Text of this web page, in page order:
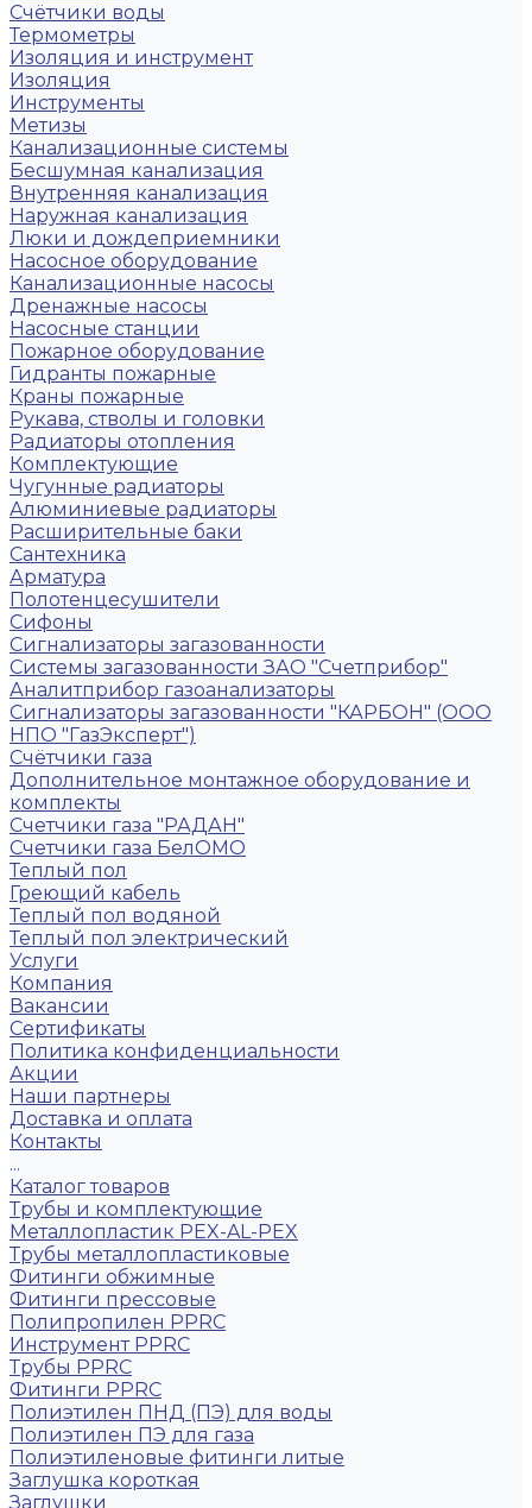
Счётчики воды
Термометры
Изоляция и инструмент
Изоляция
Инструменты
Метизы
Канализационные системы
Бесшумная канализация
Внутренняя канализация
Наружная канализация
Люки и дождеприемники
Насосное оборудование
Канализационные насосы
Дренажные насосы
Насосные станции
Пожарное оборудование
Гидранты пожарные
Краны пожарные
Рукава, стволы и головки
Радиаторы отопления
Комплектующие
Чугунные радиаторы
Алюминиевые радиаторы
Расширительные баки
Сантехника
Арматура
Полотенцесушители
Сифоны
Сигнализаторы загазованности
Системы загазованности ЗАО "Счетприбор"
Аналитприбор газоанализаторы
Сигнализаторы загазованности "КАРБОН" (ООО
НПО "ГазЭксперт")
Счётчики газа
Дополнительное монтажное оборудование и
комплекты
Счетчики газа "РАДАН"
Счетчики газа БелОМО
Теплый пол
Греющий кабель
Теплый пол водяной
Теплый пол электрический
Услуги
Компания
Вакансии
Сертификаты
Политика конфиденциальности
Акции
Наши партнеры
Доставка и оплата
Контакты
...
Каталог товаров
Трубы и комплектующие
Металлопластик PEX-AL-PEX
Трубы металлопластиковые
Фитинги обжимные
Фитинги прессовые
Полипропилен PPRC
Инструмент PPRC
Трубы PPRC
Фитинги PPRC
Полиэтилен ПНД (ПЭ) для воды
Полиэтилен ПЭ для газа
Полиэтиленовые фитинги литые
Заглушка короткая
Заглушки